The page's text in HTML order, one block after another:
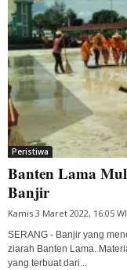
Peristiwa
Banten Lama
Banjir
Kamis 3 Maret 2022, 16:05
SERANG - Banjir yang
ziarah Banten Lama.
yang terbuat dari...